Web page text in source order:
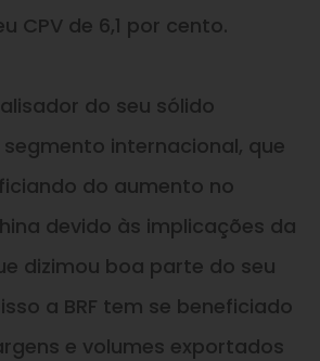
CPV de 6,1 por cento.
do seu sólido
internacional, que
do aumento no
devido às implicações da
dizimou boa parte do seu
a BRF tem se beneficiado
e volumes exportados